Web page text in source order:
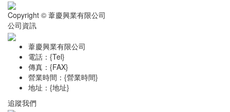
Copyright © 葦慶興業有限公司
公司資訊
葦慶興業有限公司
電話：{Tel}
傳真：{FAX}
營業時間：{營業時間}
地址：{地址}
追蹤我們